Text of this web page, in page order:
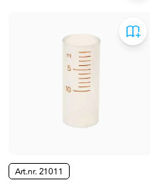
Art.nr.21011